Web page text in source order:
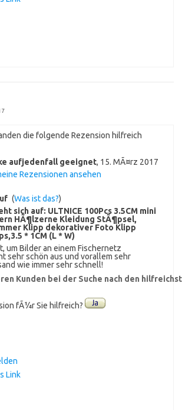
die folgende Rezension hilfreich
aufjedenfall geeignet, 15. MÃ¤rz 2017
Rezensionen ansehen
(Was ist das?)
sich auf: ULTNICE 100Pcs 3.5CM mini
HÃ¶lzerne Kleidung StÃ¶psel,
Klipp dekorativer Foto Klipp
* 1CM (L * W)
um Bilder an einem Fischernetz
sehr schön aus und vorallem sehr
wie immer sehr schnell!
Kunden bei der Suche nach den
fÃ¼r Sie hilfreich?
Link